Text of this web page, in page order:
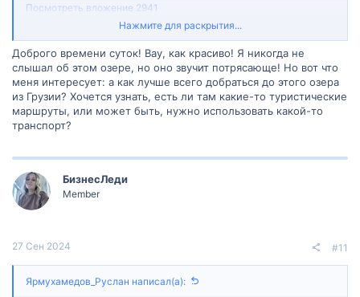
Посмотреть вложение 2941
Хозапини имеет множество названий в грузинском и турецком
Грузии и “Аташ” в Турции. Озеро является пограничным, и
граница между Грузией и Турцией проходит прямо по его
центру.
Рядом с озером находятся несколько населенных пунктов,
включая село Карцахи в Грузии и населенный пункт Кенарбель
крепости и монастыри.
Озеро Хозапини привлекает туристов своими красивыми
пейзажами, возможностью заняться водными видами спорта и
рыбалкой. Также на озере можно наблюдать множество видов
В целом, озеро Хозапини представляет собой уникальное
природное явление, которое стоит посетить всем любителям
природы и приключений.
Нажмите для раскрытия...
Доброго времени суток! Вау, как красиво! Я никогда не
слышал об этом озере, но оно звучит потрясающе! Но вот что
меня интересует: а как лучше всего добраться до этого озера
из Грузии? Хочется узнать, есть ли там какие-то туристические
маршруты, или может быть, нужно использовать какой-то
транспорт?
БизнесЛеди
Member
27 Сен 2024 #11
Ярмухамедов_Руслан написал(а):